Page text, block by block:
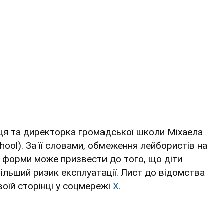
та директорка громадської школи Міхаела
За її словами, обмеження лейбористів на
форми може призвести до того, що діти
ризик експлуатації. Лист до відомства
сторінці у соцмережі Х.